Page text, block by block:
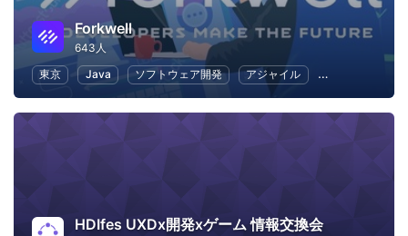
Forkwell
643人
東京
Java ソフトウェア開発 アジャイル Android
HDIfes UXDx開発xゲーム 情報交換会